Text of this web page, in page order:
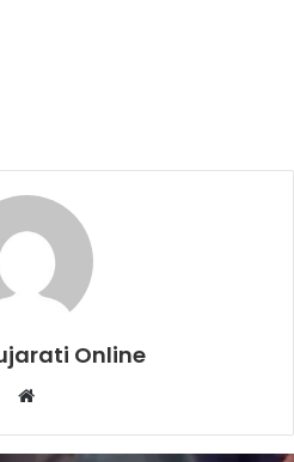
Online
Website